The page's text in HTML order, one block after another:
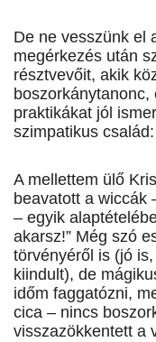
De ne vesszünk el
megérkezés után
résztvevőit, akik
praktikákat jól
szimpatikus
A mellettem ülő
beavatott a wiccák
– egyik
akarsz!” Még szó
törvényéről is (jó
kiindult), de
időm faggatózni,
cica – nincs
visszazökkentett a